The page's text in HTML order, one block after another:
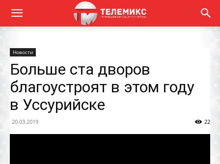
Новости
Больше ста дворов
благоустроят в этом году
в Уссурийске
20.03.2019 22